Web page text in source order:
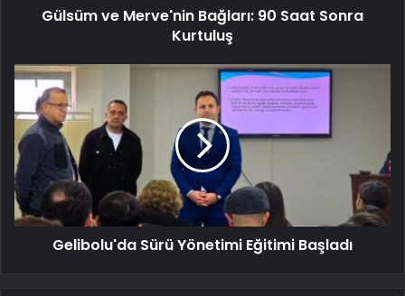
Gülsüm ve Merve'nin Bağları: 90 Saat Sonra
Kurtuluş
Gelibolu'da Sürü Yönetimi Eğitimi Başladı